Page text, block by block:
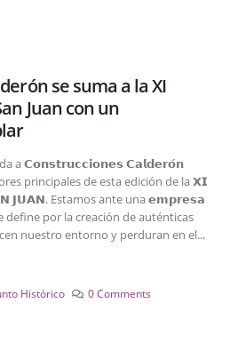
se suma a la XI
Juan con un
a 𝗖𝗼𝗻𝘀𝘁𝗿𝘂𝗰𝗰𝗶𝗼𝗻𝗲𝘀 𝗖𝗮𝗹𝗱𝗲𝗿𝗼́𝗻
principales de esta edición de la 𝗫𝗜
Estamos ante una 𝗲𝗺𝗽𝗿𝗲𝘀𝗮
por la creación de auténticas
nuestro entorno y perduran en el...
Histórico 0 Comments